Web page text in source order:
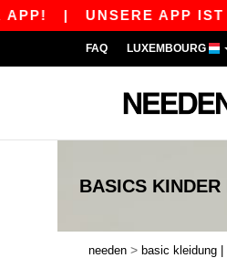
| UNSERE APP IST
FAQ LUXEMBOURG
BASICS KINDER
needen > basic kleidung